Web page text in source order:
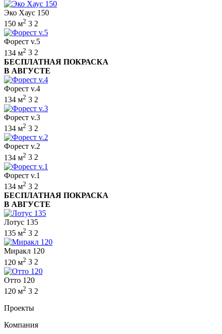
Эко Хаус 150
150 м2 3 2
Форест v.5
134 м2 3 2
БЕСПЛАТНАЯ ПОКРАСКА
В АВГУСТЕ
Форест v.4
134 м2 3 2
Форест v.3
134 м2 3 2
Форест v.2
134 м2 3 2
Форест v.1
134 м2 3 2
БЕСПЛАТНАЯ ПОКРАСКА
В АВГУСТЕ
Лотус 135
135 м2 3 2
Миракл 120
120 м2 3 2
Отто 120
120 м2 3 2
Проекты
Компания